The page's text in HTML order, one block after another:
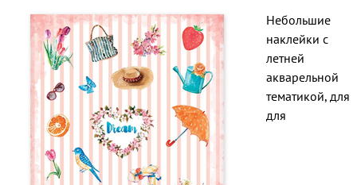
Небольшие
наклейки с
летней
акварельной
тематикой, для
для